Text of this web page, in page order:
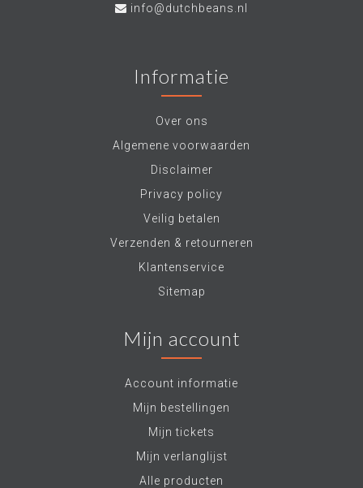
info@dutchbeans.nl
Informatie
Over ons
Algemene voorwaarden
Disclaimer
Privacy policy
Veilig betalen
Verzenden & retourneren
Klantenservice
Sitemap
Mijn account
Account informatie
Mijn bestellingen
Mijn tickets
Mijn verlanglijst
Alle producten